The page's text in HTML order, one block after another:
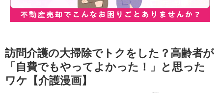
訪問介護の大掃除でトクをした？高齢者が
「自費でもやってよかった！」と思った
ワケ【介護漫画】